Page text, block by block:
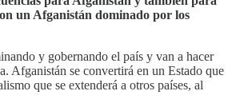
un Afganistán dominado por los
y gobernando el país y van a hacer
Afganistán se convertirá en un Estado que
que se extenderá a otros países, al